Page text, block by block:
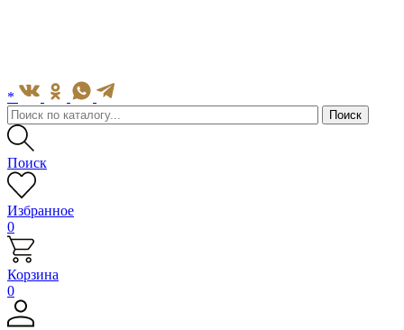
*
Поиск
Избранное
0
Корзина
0